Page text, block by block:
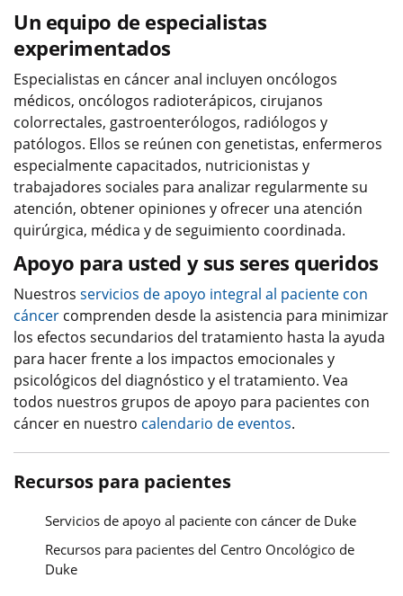
Un equipo de especialistas
experimentados
Especialistas en cáncer anal incluyen oncólogos
médicos, oncólogos radioterápicos, cirujanos
colorrectales, gastroenterólogos, radiólogos y
patólogos. Ellos se reúnen con genetistas, enfermeros
especialmente capacitados, nutricionistas y
trabajadores sociales para analizar regularmente su
atención, obtener opiniones y ofrecer una atención
quirúrgica, médica y de seguimiento coordinada.
Apoyo para usted y sus seres queridos
Nuestros servicios de apoyo integral al paciente con
cáncer comprenden desde la asistencia para minimizar
los efectos secundarios del tratamiento hasta la ayuda
para hacer frente a los impactos emocionales y
psicológicos del diagnóstico y el tratamiento. Vea
todos nuestros grupos de apoyo para pacientes con
cáncer en nuestro calendario de eventos.
Recursos para pacientes
Servicios de apoyo al paciente con cáncer de Duke
Recursos para pacientes del Centro Oncológico de
Duke